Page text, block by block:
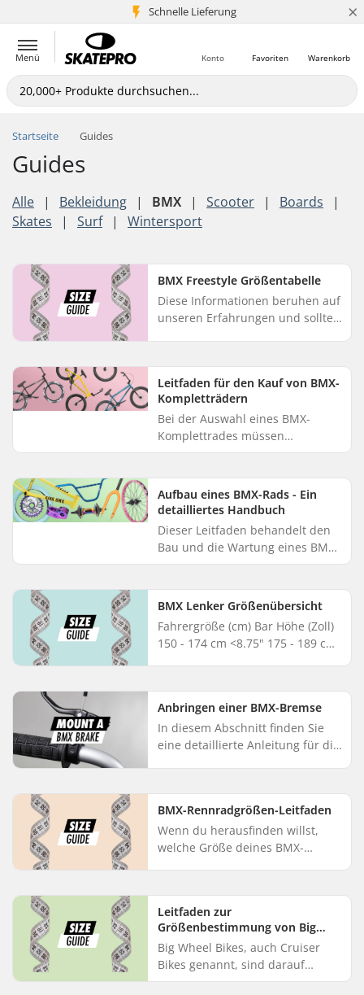
Schnelle Lieferung
5+ Mio. Kunden ×
Menü Warenkorb
Favoriten
Konto
Startseite Guides
Guides
Alle | Bekleidung | BMX | Scooter | Boards
|
Skates
| Surf | Wintersport
BMX Freestyle Größentabelle
Diese Informationen beruhen auf
unseren Erfahrungen und sollten
Entscheidung, die vom Alter, ...
Leitfaden für den Kauf von BMX-
Kompletträdern
Bei der Auswahl eines BMX-
Komplettrades müssen
zahlreiche Aspekte berücksichtigt
es den Anforderungen und dem
Geschma...
Aufbau eines BMX-Rads - Ein
detailliertes Handbuch
Dieser Leitfaden behandelt den
Bau und die Wartung eines BMX-
Rads. Der Zusammenbau der
eines BMX-Rads erfordert eine
gewisse...
BMX Lenker Größenübersicht
Fahrergröße (cm) Bar Höhe (Zoll)
150 - 174 cm <8.75" 175 - 189 cm
Anbringen einer BMX-Bremse
In diesem Abschnitt finden Sie
eine detaillierte Anleitung für die
beigefügten Bilder als Orienti...
BMX-Rennradgrößen-Leitfaden
Wenn du herausfinden willst,
welche Größe deines BMX-
Körpergröße des Benutzers
orientier...
Leitfaden zur
Größenbestimmung von Big
Wheel Bikes
Big Wheel Bikes, auch Cruiser
Bikes genannt, sind darauf
ausgelegt, bequem und schnell